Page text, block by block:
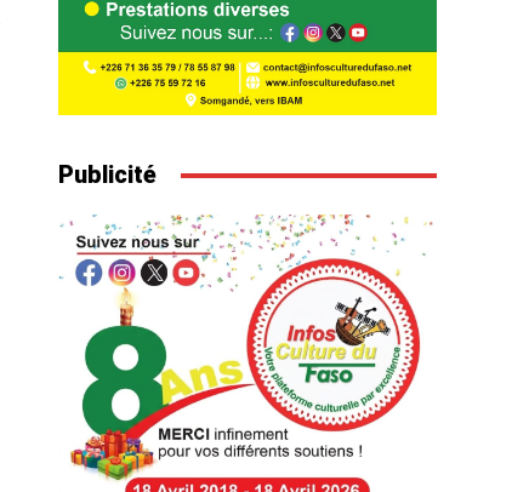
Publicité